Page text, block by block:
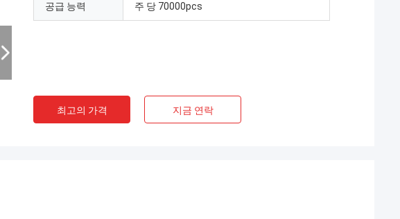
공급 능력 주 당 70000pcs
최고의 가격 지금 연락